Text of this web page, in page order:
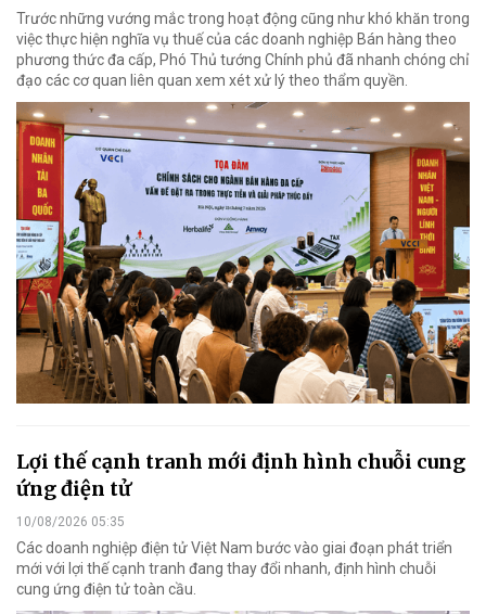
Trước những vướng mắc trong hoạt động cũng như khó khăn trong
việc thực hiện nghĩa vụ thuế của các doanh nghiệp Bán hàng theo
phương thức đa cấp, Phó Thủ tướng Chính phủ đã nhanh chóng chỉ
đạo các cơ quan liên quan xem xét xử lý theo thẩm quyền.
Lợi thế cạnh tranh mới định hình chuỗi cung
ứng điện tử
10/08/2026 05:35
Các doanh nghiệp điện tử Việt Nam bước vào giai đoạn phát triển
mới với lợi thế cạnh tranh đang thay đổi nhanh, định hình chuỗi
cung ứng điện tử toàn cầu.